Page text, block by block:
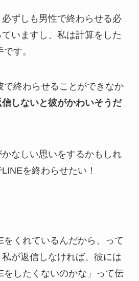
ずしも男性で終わらせる必
いますし、私は計算をした
す。
で終わらせることができなか
信しないと彼がかわいそうだ
なしい思いをするかもしれ
を終わらせたい！
をくれているんだから、って
が返信しなければ、彼には
をしたくないのかな」って伝